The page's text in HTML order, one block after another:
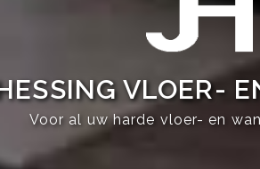
VLOER-
Voor al uw harde vloer- en